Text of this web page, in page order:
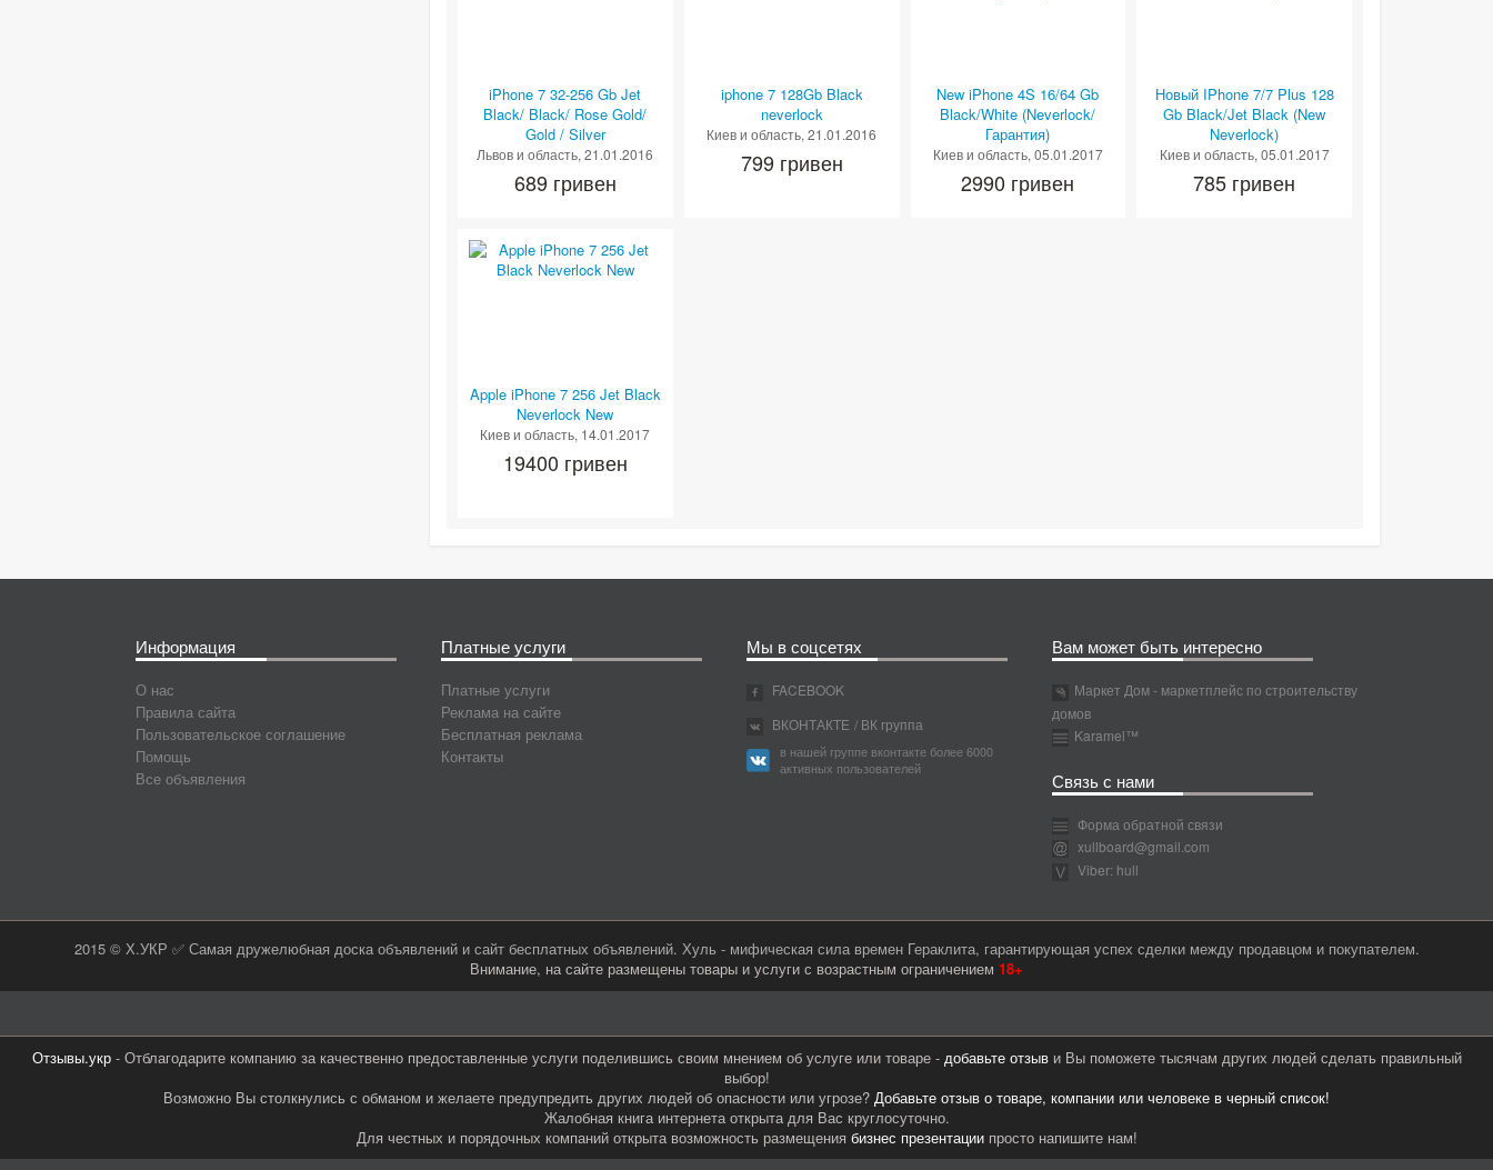
iPhone 7 32-256 Gb Jet
Black/ Black/ Rose Gold/
Gold / Silver
Львов и область, 21.01.2016
689 гривен
iphone 7 128Gb Black
neverlock
Киев и область, 21.01.2016
799 гривен
New iPhone 4S 16/64 Gb
Black/White (Neverlock/
Гарантия)
Киев и область, 05.01.2017
2990 гривен
Новый IPhone 7/7 Plus 128
Gb Black/Jet Black (New
Neverlock)
Киев и область, 05.01.2017
785 гривен
Apple iPhone 7 256 Jet Black
Neverlock New
Киев и область, 14.01.2017
19400 гривен
Информация
О нас
Правила сайта
Пользовательское соглашение
Помощь
Все объявления
Платные услуги
Платные услуги
Реклама на сайте
Бесплатная реклама
Контакты
Мы в соцсетях
FACEBOOK
ВКОНТАКТЕ / ВК группа
в нашей группе вконтакте более 6000
активных пользователей
Вам может быть интересно
Маркет Дом - маркетплейс по строительству
домов
Karamel™
Связь с нами
Форма обратной связи
xullboard@gmail.com
Viber: hull
2015 © Х.УКР ✅ Самая дружелюбная доска объявлений и сайт бесплатных объявлений. Хуль - мифическая сила времен Гераклита, гарантирующая успех сделки между продавцом и покупателем.
Внимание, на сайте размещены товары и услуги с возрастным ограничением 18+
Отзывы.укр- Отблагодарите компанию за качественно предоставленные услуги поделившись своим мнением об услуге или товаре - добавьте отзыви Вы поможете тысячам других людей сделать правильный
выбор!
Возможно Вы столкнулись с обманом и желаете предупредить других людей об опасности или угрозе? Добавьте отзыв о товаре, компании или человеке в черный список!
Жалобная книга интернета открыта для Вас круглосуточно.
Для честных и порядочных компаний открыта возможность размещения бизнес презентациипросто напишите нам!